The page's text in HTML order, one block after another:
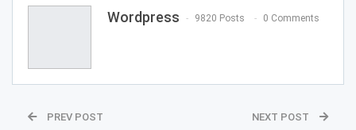
Wordpress 9820 Posts 0 Comments
PREV POST NEXT POST